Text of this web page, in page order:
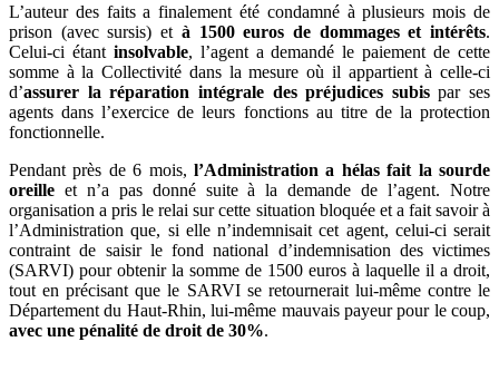
L’auteur des faits a finalement été condamné à plusieurs mois de
prison (avec sursis) et à 1500 euros de dommages et intérêts.
Celui-ci étant insolvable, l’agent a demandé le paiement de cette
somme à la Collectivité dans la mesure où il appartient à celle-ci
d’assurer la réparation intégrale des préjudices subispar ses
agents dans l’exercice de leurs fonctions au titre de la protection
fonctionnelle.
Pendant près de 6 mois, l’Administration a hélas fait la sourde
oreille et n’a pas donné suite à la demande de l’agent. Notre
organisation a pris le relai sur cette situation bloquée et a fait savoir à
l’Administration que, si elle n’indemnisait cet agent, celui-ci serait
contraint de saisir le fond national d’indemnisation des victimes
(SARVI) pour obtenir la somme de 1500 euros à laquelle il a droit,
tout en précisant que le SARVI se retournerait lui-même contre le
Département du Haut-Rhin, lui-même mauvais payeur pour le coup,
avec une pénalité de droit de 30%.